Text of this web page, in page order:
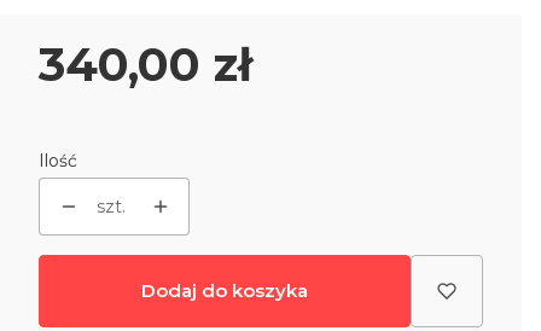
Cena
340,00 zł
Ilość
szt.
Dodaj do koszyka